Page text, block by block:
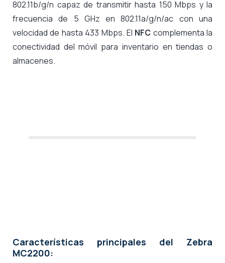
802.11b/g/n capaz de transmitir hasta 150 Mbps y la
frecuencia de 5 GHz en 802.11a/g/n/ac con una
velocidad de hasta 433 Mbps. El NFC complementa la
conectividad del móvil para inventario en tiendas o
almacenes.
Características principales del Zebra
MC2200: